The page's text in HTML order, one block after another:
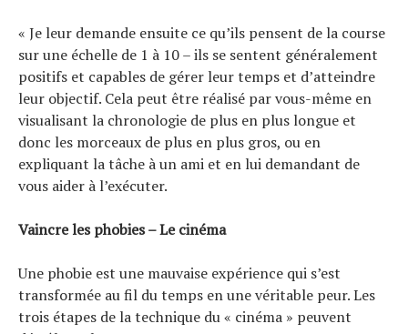
« Je leur demande ensuite ce qu’ils pensent de la course
sur une échelle de 1 à 10 – ils se sentent généralement
positifs et capables de gérer leur temps et d’atteindre
leur objectif. Cela peut être réalisé par vous-même en
visualisant la chronologie de plus en plus longue et
donc les morceaux de plus en plus gros, ou en
expliquant la tâche à un ami et en lui demandant de
vous aider à l’exécuter.
Vaincre les phobies – Le cinéma
Une phobie est une mauvaise expérience qui s’est
transformée au fil du temps en une véritable peur. Les
trois étapes de la technique du « cinéma » peuvent